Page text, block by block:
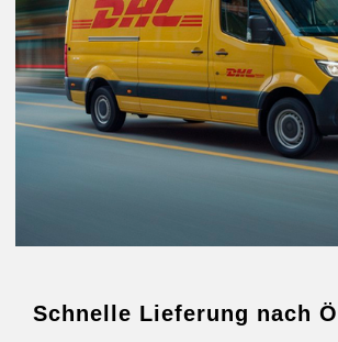
Schnelle Lieferung nach